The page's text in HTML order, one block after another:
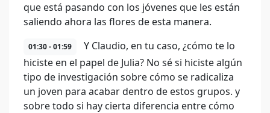
que está pasando con los jóvenes que les están
saliendo ahora las flores de esta manera.
01:30 - 01:59
Y Claudio, en tu caso, ¿cómo te lo
hiciste en el papel de Julia? No sé si hiciste algún
tipo de investigación sobre cómo se radicaliza
un joven para acabar dentro de estos grupos. y
sobre todo si hay cierta diferencia entre cómo